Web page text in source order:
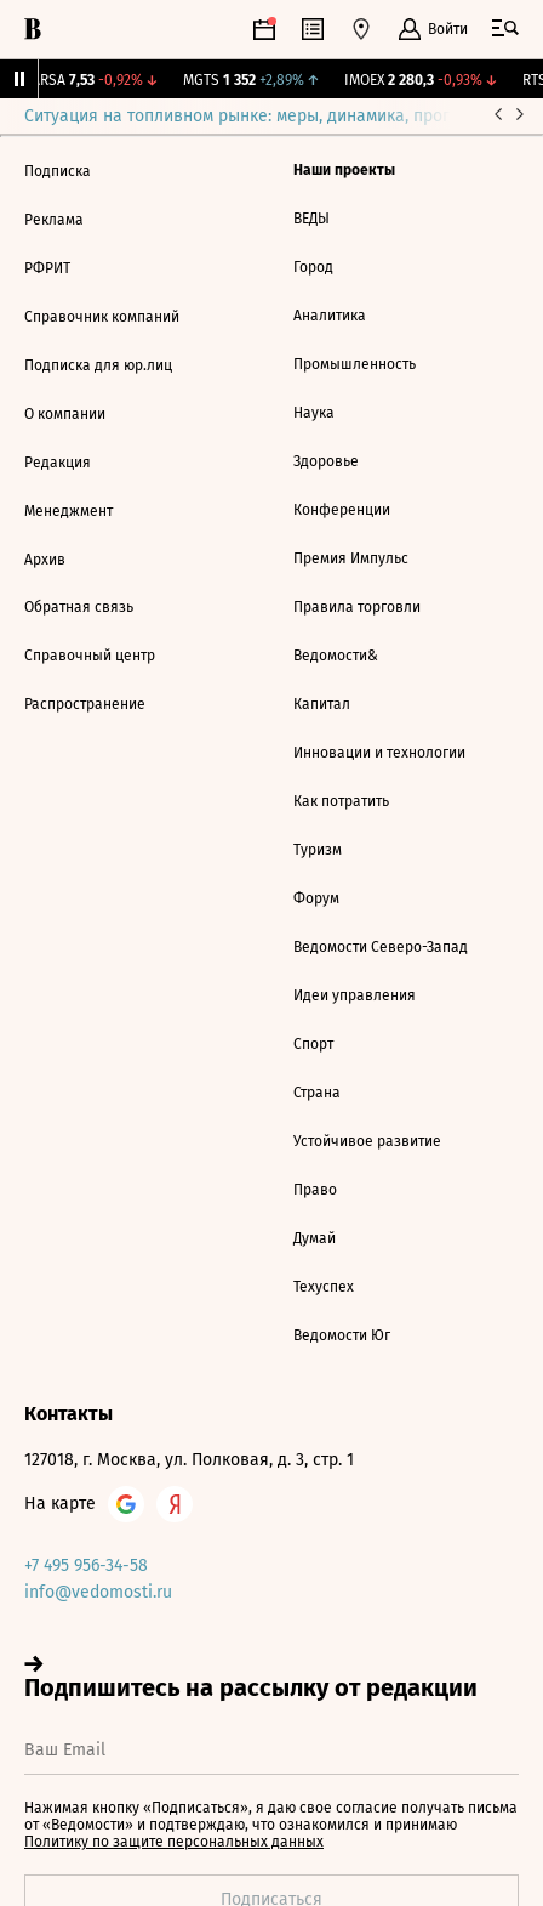
Войти
ARSA 7,53 -0,92%↓ MGTS 1 352 +2,89%↑ IMOEX 2 280,3 -0,93%↓
Ситуация на топливном рынке: меры, динамика, прогнозы
Подписка
Реклама
РФРИТ
Справочник компаний
Подписка для юр.лиц
О компании
Редакция
Менеджмент
Архив
Обратная связь
Справочный центр
Распространение
Наши проекты
ВЕДЫ
Город
Аналитика
Промышленность
Наука
Здоровье
Конференции
Премия Импульс
Правила торговли
Ведомости&
Капитал
Инновации и технологии
Как потратить
Туризм
Форум
Ведомости Северо-Запад
Идеи управления
Спорт
Страна
Устойчивое развитие
Право
Думай
Техуспех
Ведомости Юг
Контакты
127018, г. Москва, ул. Полковая, д. 3, стр. 1
На карте
+7 495 956-34-58
info@vedomosti.ru
Нажимая кнопку «Подписаться», я даю свое согласие получать письма
от «Ведомости» и подтверждаю, что ознакомился и принимаю
Политику по защите персональных данных